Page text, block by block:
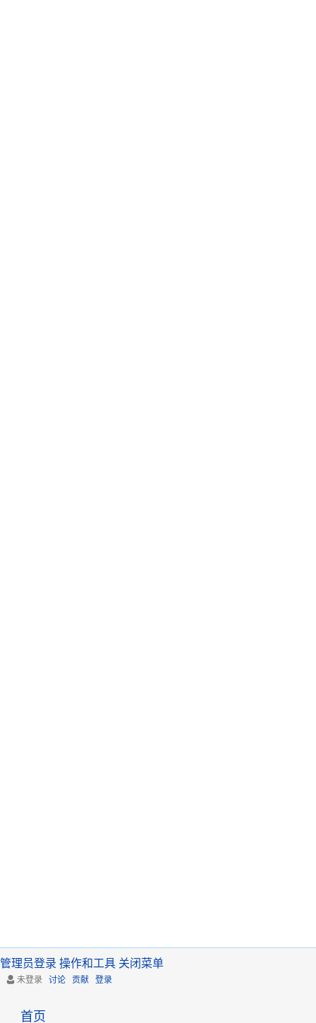
管理员登录 操作和工具 关闭菜单
未登录 讨论 贡献 登录
首页